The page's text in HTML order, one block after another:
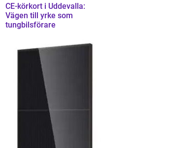
CE-körkort i Uddevalla:
Vägen till yrke som
tungbilsförare